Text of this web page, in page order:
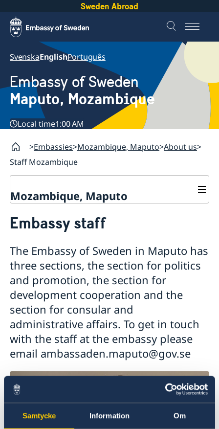
Samtycke Information Om
Sweden Abroad
SvenskaEnglishPortuguês
Embassy of Sweden
Maputo, Mozambique
Local time1:00 AM
Embassies Mozambique, Maputo About us
Staff Mozambique
Mozambique, Maputo
About us
Current
New ministers at the Ministry for Foreign Affairs
News
New funding round opens in Mozambique to
support solutions for productive use of energy
Embassy staff
The Embassy of Sweden in Maputo has
three sections, the section for politics
and promotion, the section for
development cooperation and the
section for consular and
administrative affairs. To get in touch
with the staff at the embassy please
email ambassaden.maputo@gov.se